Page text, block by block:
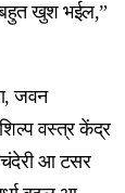
खुश भईल,”
जवन
वस्त्र केंद्र
आ टसर